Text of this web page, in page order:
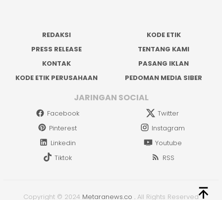
REDAKSI
KODE ETIK
PRESS RELEASE
TENTANG KAMI
KONTAK
PASANG IKLAN
KODE ETIK PERUSAHAAN
PEDOMAN MEDIA SIBER
JARINGAN SOCIAL
Facebook
Twitter
Pinterest
Instagram
Linkedin
Youtube
Tiktok
RSS
Copyright © 2024 Metaranews.co . All Rights Reserved